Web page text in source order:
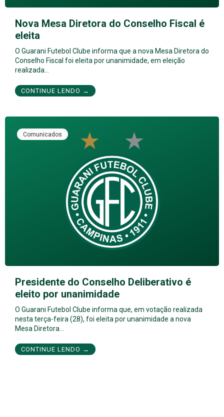
Nova Mesa Diretora do Conselho Fiscal é
eleita
O Guarani Futebol Clube informa que a nova Mesa Diretora do
Conselho Fiscal foi eleita por unanimidade, em eleição
realizada…
CONTINUE LENDO →
Comunicados
Presidente do Conselho Deliberativo é
eleito por unanimidade
O Guarani Futebol Clube informa que, em votação realizada
nesta terça-feira (28), foi eleita por unanimidade a nova
Mesa Diretora…
CONTINUE LENDO →